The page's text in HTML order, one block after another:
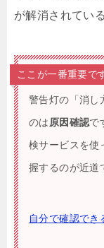
が解消されてい
ここが一番重要で
警告灯の「消し
のは 原因確認で
検サービスを使
握するのが近道
自分で確認でき